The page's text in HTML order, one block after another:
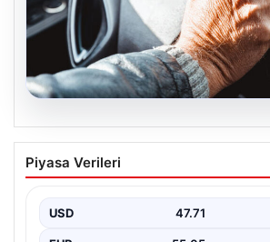
Emekliye ÖTV’siz araç
yasa çıkacak mı?
Piyasa Verileri
USD 47.71